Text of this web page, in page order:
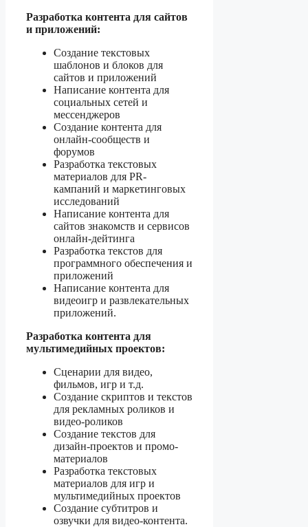
Разработка контента для сайтов
и приложений:
Создание текстовых
шаблонов и блоков для
сайтов и приложений
Написание контента для
социальных сетей и
мессенджеров
Создание контента для
онлайн-сообществ и
форумов
Разработка текстовых
материалов для PR-
кампаний и маркетинговых
исследований
Написание контента для
сайтов знакомств и сервисов
онлайн-дейтинга
Разработка текстов для
программного обеспечения и
приложений
Написание контента для
видеоигр и развлекательных
приложений.
Разработка контента для
мультимедийных проектов:
Сценарии для видео,
фильмов, игр и т.д.
Создание скриптов и текстов
для рекламных роликов и
видео-роликов
Создание текстов для
дизайн-проектов и промо-
материалов
Разработка текстовых
материалов для игр и
мультимедийных проектов
Создание субтитров и
озвучки для видео-контента.